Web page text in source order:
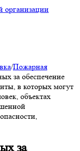
организации
/Пожарная
за обеспечение
в которых могут
объектах
за